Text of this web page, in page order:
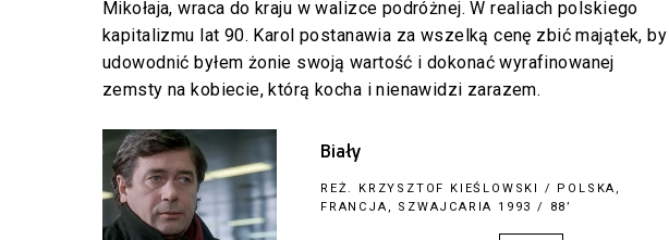
Mikołaja, wraca do kraju w walizce podróżnej. W realiach polskiego
kapitalizmu lat 90. Karol postanawia za wszelką cenę zbić majątek, by
udowodnić byłem żonie swoją wartość i dokonać wyrafinowanej
zemsty na kobiecie, którą kocha i nienawidzi zarazem.
Biały
REŻ. KRZYSZTOF KIEŚLOWSKI
/ POLSKA,
FRANCJA, SZWAJCARIA 1993 / 88’